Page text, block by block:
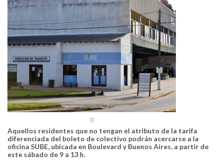
Aquellos residentes que no tengan el atributo de la tarifa
diferenciada del boleto de colectivo podrán acercarse a la
oficina SUBE, ubicada en Boulevard y Buenos Aires, a partir de
este sábado de 9 a 13 h.